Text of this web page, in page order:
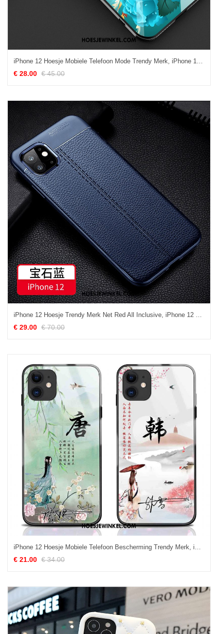
iPhone 12 Hoesje Mobiele Telefoon Mode Trendy Merk, iPhone 12 Hoesje Anti-fall Blauw
€ 28.00 € 45.00
iPhone 12 Hoesje Trendy Merk Net Red All Inclusive, iPhone 12 Hoesje Bedrijf Siliconen
€ 29.00 € 70.00
iPhone 12 Hoesje Mobiele Telefoon Bescherming Trendy Merk, iPhone 12 Hoesje Anti-fall Nieuw
€ 21.00 € 34.00